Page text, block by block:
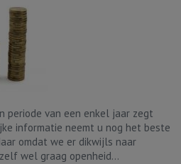
periode van een enkel jaar zegt
informatie neemt u nog het beste
omdat we er dikwijls naar
wel graag openheid...